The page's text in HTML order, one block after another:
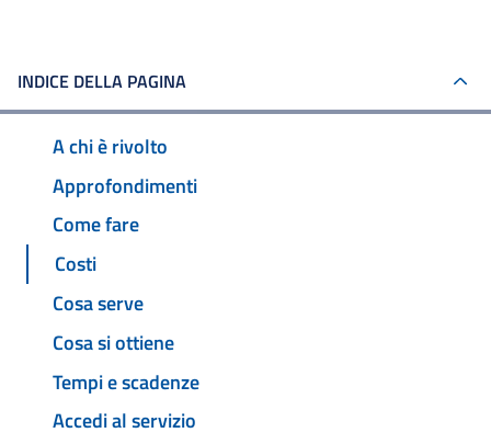
INDICE DELLA PAGINA
A chi è rivolto
Approfondimenti
Come fare
Costi
Cosa serve
Cosa si ottiene
Tempi e scadenze
Accedi al servizio